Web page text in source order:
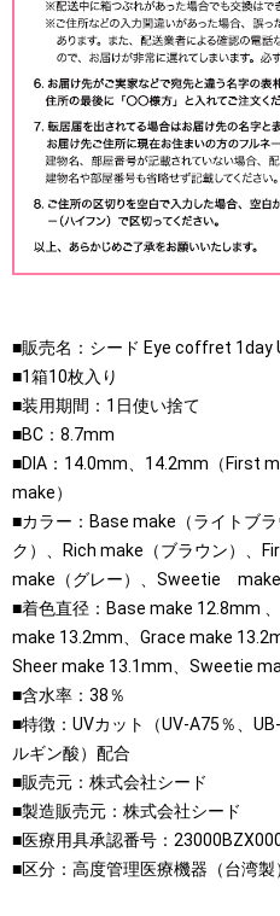
■販売名：シード Eye coffret 1day
■1箱10枚入り
■装用期間：1日使い捨て
■BC：8.7mm
■DIA：14.0mm、14.2mm（First
make）
■カラー：Base make（ライトブ
ク）、Rich make（ブラウン）、
make（グレー）、Sweetie make
■着色直径：Base make 12.8mm
make 13.2mm、Grace make
Sheer make 13.1mm、Sweetie
■含水率：38％
■特徴：UVカット（UV-A75％、
ルギン酸）配合
■販売元：株式会社シード
■製造販売元：株式会社シード
■医療用具承認番号：
■区分：高度管理医療機器（台湾製